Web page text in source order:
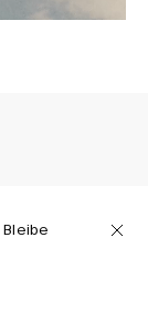
über